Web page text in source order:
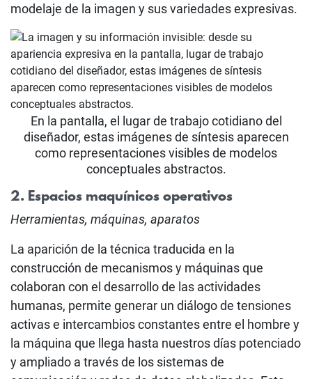
modelaje de la imagen y sus variedades expresivas.
En la pantalla, el lugar de trabajo cotidiano del
diseñador, estas imágenes de síntesis aparecen
como representaciones visibles de modelos
conceptuales abstractos.
2. Espacios maquínicos operativos
Herramientas, máquinas, aparatos
La aparición de la técnica traducida en la
construcción de mecanismos y máquinas que
colaboran con el desarrollo de las actividades
humanas, permite generar un diálogo de tensiones
activas e intercambios constantes entre el hombre y
la máquina que llega hasta nuestros días potenciado
y ampliado a través de los sistemas de